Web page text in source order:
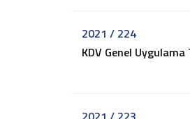
Mukteza-Özelge2021 / 224
KDV Genel Uygulama